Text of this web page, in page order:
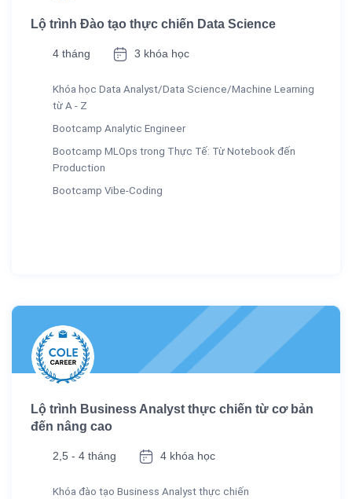
Lộ trình Đào tạo thực chiến Data Science
4 tháng 3 khóa học
Khóa học Data Analyst/Data Science/Machine Learning
từ A - Z
Bootcamp Analytic Engineer
Bootcamp MLOps trong Thực Tế: Từ Notebook đến
Production
Bootcamp Vibe-Coding
Lộ trình Business Analyst thực chiến từ cơ bản
đến nâng cao
2,5 - 4 tháng 4 khóa học
Khóa đào tạo Business Analyst thực chiến